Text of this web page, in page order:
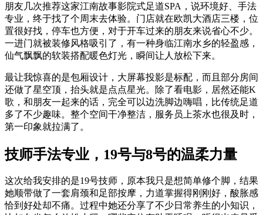
朋友几次推荐这家江南故事影院式足道SPA，说环境好、手法
专业，终于找了个周末去体验。门店就在欧凯大酒店三楼，位
置很好找，停车也方便，对于开车过来的朋友来说省心不少。
一进门就被装修风格吸引了，有一种身临江南水乡的轻盈感，
仙气飘飘的软装搭配暖色灯光，瞬间让人放松下来。
最让我惊喜的是包厢设计，大屏幕投影是标配，而且部分房间
还做了星空顶，抬头就是点点星光。除了看电影，居然还能K
歌，和朋友一起来的话，完全可以边洗脚边嗨唱，比传统足道
多了不少趣味。整个空间干净整洁，服务员上茶水也很及时，
第一印象就拉满了。
技师手法专业，19号与8号的温柔力量
这次给我安排的是19号技师，原本我只是想简单修个脚，结果
她顺带做了一套肩颈和足部按摩，力道掌握得刚刚好，酸胀感
恰到好处却不痛。过程中她还分享了不少日常养生的小知识，